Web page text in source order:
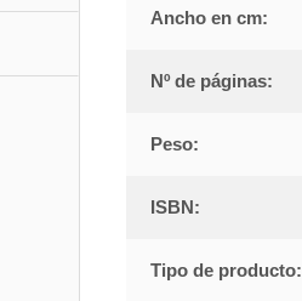
Ancho en cm:
Nº de páginas:
Peso:
ISBN:
Tipo de producto: